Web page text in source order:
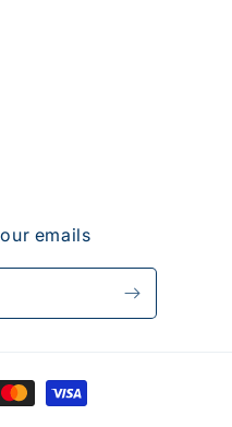
emails